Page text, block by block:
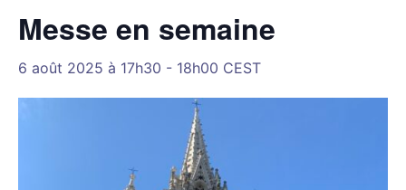
Messe en semaine
6 août 2025 à 17h30 - 18h00 CEST